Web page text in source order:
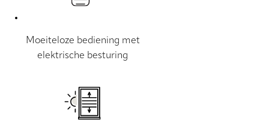
Moeiteloze bediening met
elektrische besturing